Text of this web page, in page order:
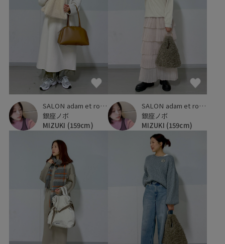
SALON adam et ropé
銀座ノボ
MIZUKI (159cm)
SALON adam et ropé
銀座ノボ
MIZUKI (159cm)